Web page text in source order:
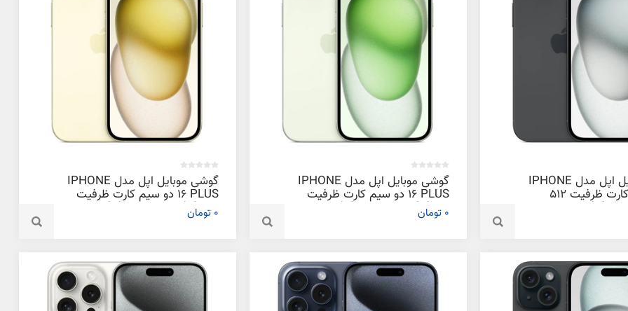
گوشی موبایل اپل مدل IPHONE
16 دو سیم‌ کارت ظرفیت 512
گوشی موبایل اپل مدل IPHONE
16 PLUS دو سیم‌ کارت ظرفیت
128 گیگابایت و رم 6 گیگابایت
0 تومان
گوشی موبایل اپل مدل IPHONE
16 PLUS دو سیم‌ کارت ظرفیت
256 گیگابایت و رم 6 گیگابایت
0 تومان